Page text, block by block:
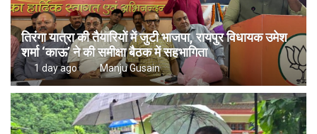
तिरंगा यात्रा की तैयारियों में जुटी भाजपा, रायपुर विधायक उमेश
शर्मा ‘काऊ’ ने की समीक्षा बैठक में सहभागिता
1 day ago Manju Gusain